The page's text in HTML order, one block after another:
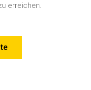
erreichen.